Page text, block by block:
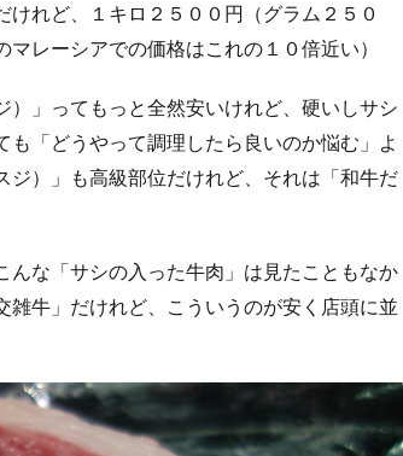
れど、１キロ２５００円（グラム２５０
レーシアでの価格はこれの１０倍近い）
」ってもっと全然安いけれど、硬いしサシ
「どうやって調理したら良いのか悩む」よ
ジ）」も高級部位だけれど、それは「和牛だ
な「サシの入った牛肉」は見たこともなか
雑牛」だけれど、こういうのが安く店頭に並